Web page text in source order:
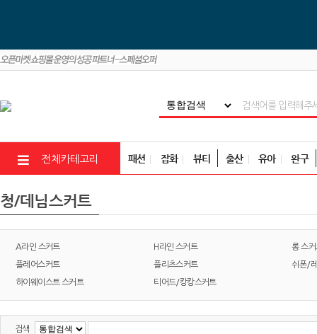
전체카테고리 패션 잡화 뷰티 출산 유아 완구
청/데님스커트
A라인 스커트 H라인 스커트 롱 스커
플레어스커트 플리츠스커트 쉬폰/
하이웨이스트 스커트 티어드/캉캉스커트
검색